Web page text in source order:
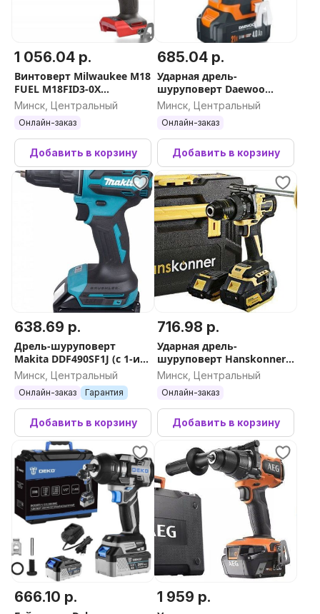
1 056.04 р.
Винтоверт Milwaukee M18
FUEL M18FID3-0X
4933479864 (без АКБ,
Минск, Центральный
Онлайн-заказ
Добавить в корзину
685.04 р.
Ударная дрель-
шуруповерт Daewoo
Power DAA 6521Li Set (с 2-
мя АКБ, кейс)
Минск, Центральный
Онлайн-заказ
Добавить в корзину
638.69 р.
Дрель-шуруповерт
Makita DDF490SF1J (с 1-им
АКБ, кейс)
Минск, Центральный
Онлайн-заказ Гарантия
Добавить в корзину
716.98 р.
Ударная дрель-
шуруповерт Hanskonner
HCD18165BLI (с 2-мя АКБ,
Минск, Центральный
Онлайн-заказ
Добавить в корзину
666.10 р. 1 959 р.